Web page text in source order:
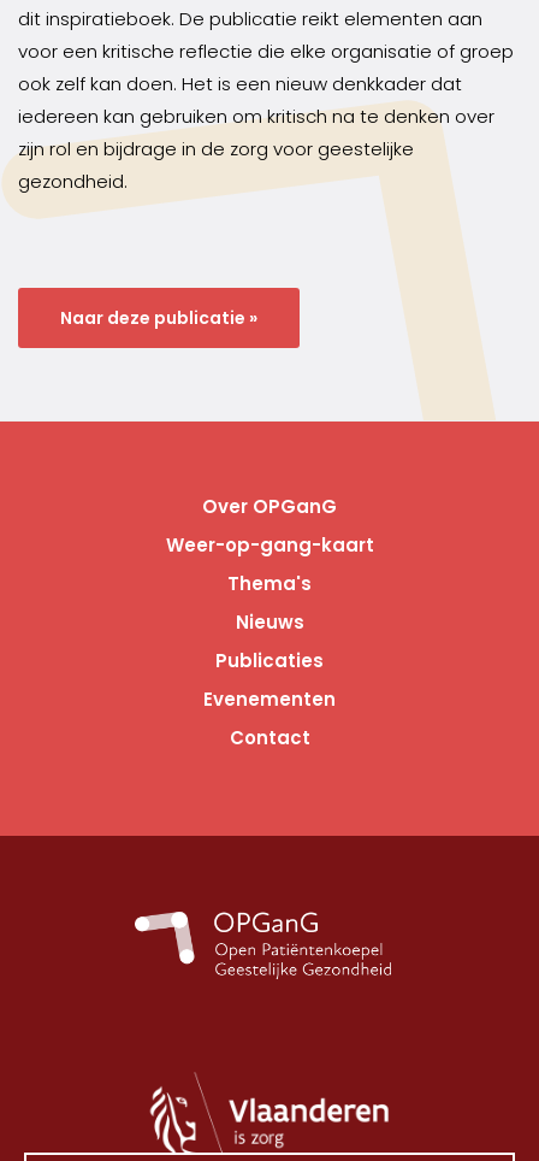
dit inspiratieboek. De publicatie reikt elementen aan
voor een kritische reflectie die elke organisatie of groep
ook zelf kan doen. Het is een nieuw denkkader dat
iedereen kan gebruiken om kritisch na te denken over
zijn rol en bijdrage in de zorg voor geestelijke
gezondheid.
Naar deze publicatie »
Over OPGanG
Weer-op-gang-kaart
Thema's
Nieuws
Publicaties
Evenementen
Contact